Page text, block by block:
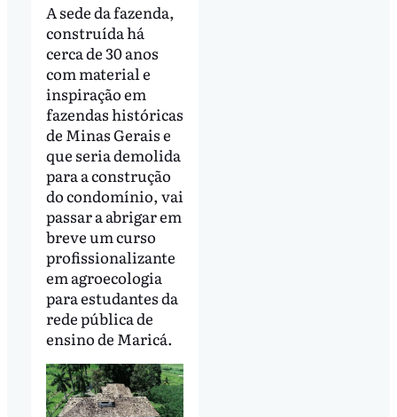
A sede da fazenda,
construída há
cerca de 30 anos
com material e
inspiração em
fazendas históricas
de Minas Gerais e
que seria demolida
para a construção
do condomínio, vai
passar a abrigar em
breve um curso
profissionalizante
em agroecologia
para estudantes da
rede pública de
ensino de Maricá.